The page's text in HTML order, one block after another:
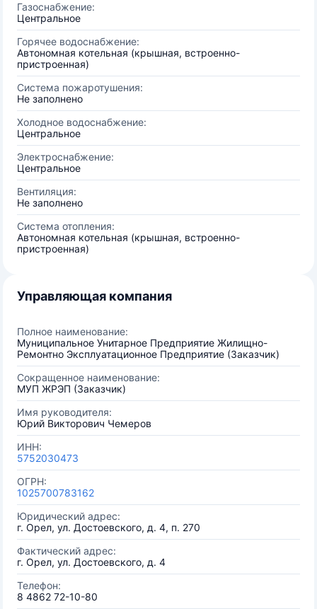
Газоснабжение:
Центральное
Горячее водоснабжение:
Автономная котельная (крышная, встроенно-
пристроенная)
Система пожаротушения:
Не заполнено
Холодное водоснабжение:
Центральное
Электроснабжение:
Центральное
Вентиляция:
Не заполнено
Система отопления:
Автономная котельная (крышная, встроенно-
пристроенная)
Управляющая компания
Полное наименование:
Муниципальное Унитарное Предприятие Жилищно-
Ремонтно Эксплуатационное Предприятие (Заказчик)
Сокращенное наименование:
МУП ЖРЭП (Заказчик)
Имя руководителя:
Юрий Викторович Чемеров
ИНН:
5752030473
ОГРН:
1025700783162
Юридический адрес:
г. Орел, ул. Достоевского, д. 4, п. 270
Фактический адрес:
г. Орел, ул. Достоевского, д. 4
Телефон:
8 4862 72-10-80